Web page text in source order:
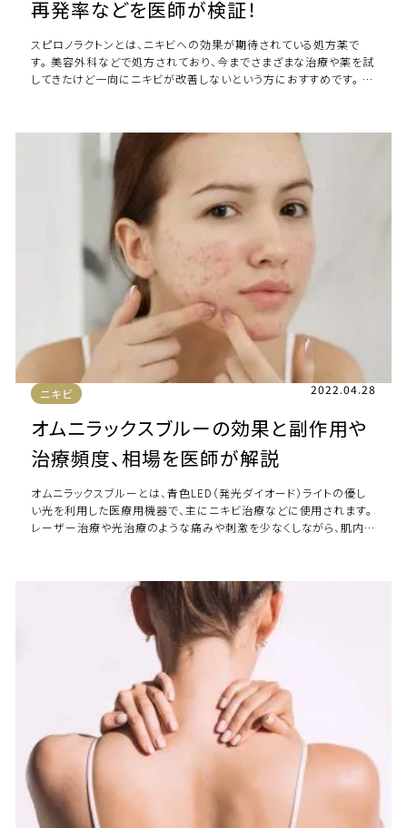
再発率などを医師が検証！
スピロノラクトンとは、ニキビへの効果が期待されている処方薬で
す。 美容外科などで処方されており、今までさまざまな治療や薬を試
してきたけど一向にニキビが改善しないという方におすすめです。 今
ニキビ 2022.04.28
オムニラックスブルーの効果と副作用や
治療頻度、相場を医師が解説
オムニラックスブルーとは、青色LED（発光ダイオード）ライトの優し
い光を利用した医療用機器で、主にニキビ治療などに使用されます。
レーザー治療や光治療のような痛みや刺激を少なくしながら、肌内